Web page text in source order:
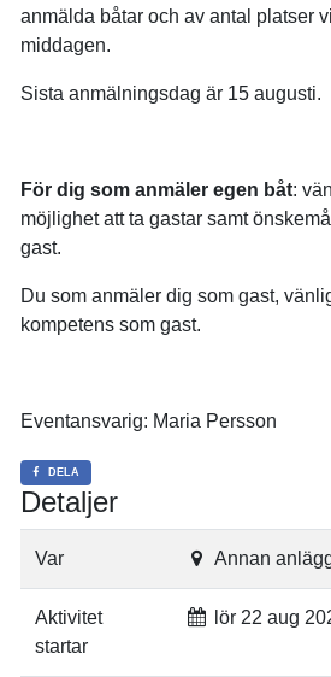
anmälda båtar och av antal platser
middagen.
Sista anmälningsdag är 15 augusti.
För dig som anmäler egen båt:
möjlighet att ta gastar samt
gast.
Du som anmäler dig som gast,
kompetens som gast.
Eventansvarig: Maria Persson
DELA
Detaljer
Var Annan
Aktivitet
startar
lör 22 aug